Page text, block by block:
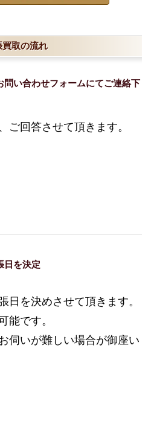
買取の流れ
問い合わせフォームにてご連絡下
ご回答させて頂きます。
日を決定
日を決めさせて頂きます。
能です。
伺いが難しい場合が御座い